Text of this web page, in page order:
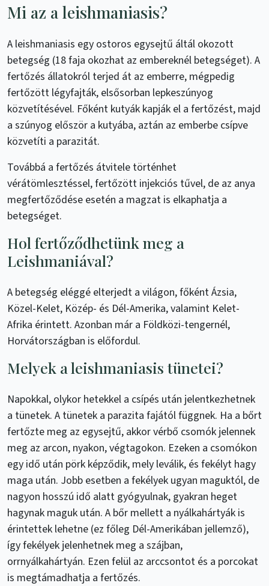
Mi az a leishmaniasis?
A leishmaniasis egy ostoros egysejtű áltál okozott
betegség (18 faja okozhat az embereknél betegséget). A
fertőzés állatokról terjed át az emberre, mégpedig
fertőzött légyfajták, elsősorban lepkeszúnyog
közvetítésével. Főként kutyák kapják el a fertőzést, majd
a szúnyog először a kutyába, aztán az emberbe csípve
közvetíti a parazitát.
Továbbá a fertőzés átvitele történhet
vérátömlesztéssel, fertőzött injekciós tűvel, de az anya
megfertőződése esetén a magzat is elkaphatja a
betegséget.
Hol fertőződhetünk meg a
Leishmaniával?
A betegség eléggé elterjedt a világon, főként Ázsia,
Közel-Kelet, Közép- és Dél-Amerika, valamint Kelet-
Afrika érintett. Azonban már a Földközi-tengernél,
Horvátországban is előfordul.
Melyek a leishmaniasis tünetei?
Napokkal, olykor hetekkel a csípés után jelentkezhetnek
a tünetek. A tünetek a parazita fajától függnek. Ha a bőrt
fertőzte meg az egysejtű, akkor vérbő csomók jelennek
meg az arcon, nyakon, végtagokon. Ezeken a csomókon
egy idő után pörk képződik, mely leválik, és fekélyt hagy
maga után. Jobb esetben a fekélyek ugyan maguktól, de
nagyon hosszú idő alatt gyógyulnak, gyakran heget
hagynak maguk után. A bőr mellett a nyálkahártyák is
érintettek lehetne (ez főleg Dél-Amerikában jellemző),
így fekélyek jelenhetnek meg a szájban,
orrnyálkahártyán. Ezen felül az arccsontot és a porcokat
is megtámadhatja a fertőzés.